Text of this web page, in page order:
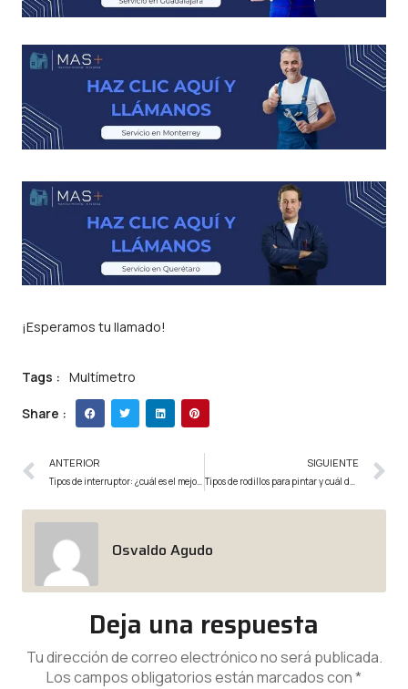
¡Esperamos tu llamado!
Tags : Multímetro
Share :
ANTERIOR
Tipos de interruptor: ¿cuál es el mejor y cómo instalarlos?
SIGUIENTE
Tipos de rodillos para pintar y cuál debes usar
Osvaldo Agudo
Deja una respuesta
Tu dirección de correo electrónico no será publicada.
Los campos obligatorios están marcados con*